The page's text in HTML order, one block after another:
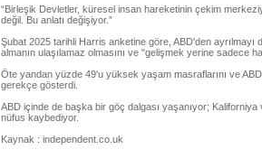
“Birleşik Devletler, küresel insan hareketinin çekim
değil. Bu anlatı değişiyor.”
Şubat 2025 tarihli Harris anketine göre, ABD'den ayrılmayı
almanın ulaşılamaz olmasını ve "gelişmek yerine sadece
Öte yandan yüzde 49'u yüksek yaşam masraflarını ve
gerekçe gösterdi.
ABD içinde de başka bir göç dalgası yaşanıyor; Kaliforniya
nüfus kaybediyor.
Kaynak : independent.co.uk